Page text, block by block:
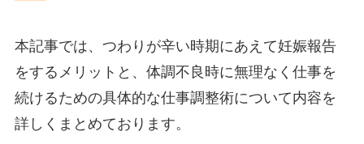
本記事では、つわりが辛い時期にあえて妊娠報告
をするメリットと、体調不良時に無理なく仕事を
続けるための具体的な仕事調整術について内容を
詳しくまとめております。